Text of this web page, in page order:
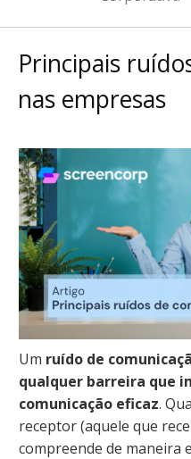
Principais
nas empresas
Um ruído de
qualquer barreira que
comunicação eficaz.
receptor (aquele que
compreende de maneira